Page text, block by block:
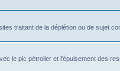
traitant de la déplétion ou de sujet
le pic pétrolier et l'épuisement des